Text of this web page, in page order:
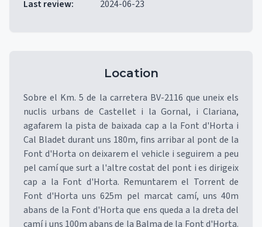
Last review: 2024-06-23
Location
Sobre el Km. 5 de la carretera BV-2116 que uneix els
nuclis urbans de Castellet i la Gornal, i Clariana,
agafarem la pista de baixada cap a la Font d'Horta i
Cal Bladet durant uns 180m, fins arribar al pont de la
Font d'Horta on deixarem el vehicle i seguirem a peu
pel camí que surt a l'altre costat del pont i es dirigeix
cap a la Font d'Horta. Remuntarem el Torrent de
Font d'Horta uns 625m pel marcat camí, uns 40m
abans de la Font d'Horta que ens queda a la dreta del
camí i uns 100m abans de la Balma de la Font d'Horta.